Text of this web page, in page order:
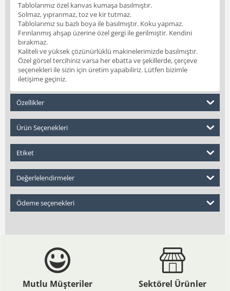
Tablolarımız özel kanvas kumaşa basılmıştır.
Solmaz, yıpranmaz, toz ve kir tutmaz.
Tablolarımız su bazlı boya ile basılmıştır. Koku yapmaz.
Fırınlanmış ahşap üzerine özel gergi ile gerilmiştir. Kendini
bırakmaz.
Kaliteli ve yüksek çözünürlüklü makinelerimizde basılmıştır.
Özel görsel tercihiniz varsa her ebatta ve şekillerde, çerçeve
seçenekleri ile sizin için üretim yapabiliriz. Lütfen bizimle
iletişime geçiniz.
Özellikler
Ürün Seçenekleri
Etiket
Değerlelendirmeler
Ödeme seçenekleri
Mutlu Müşteriler Sektörel Ürünler